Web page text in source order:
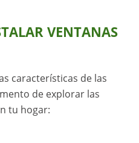
VENTANAS
características de las
de explorar las
tu hogar: